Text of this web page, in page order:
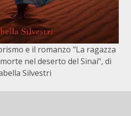
e il romanzo "La ragazza
nel deserto del Sinai", di
Silvestri